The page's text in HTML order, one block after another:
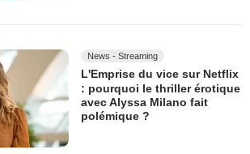
News - Streaming
L'Emprise du vice sur Netflix
: pourquoi le thriller érotique
avec Alyssa Milano fait
polémique ?